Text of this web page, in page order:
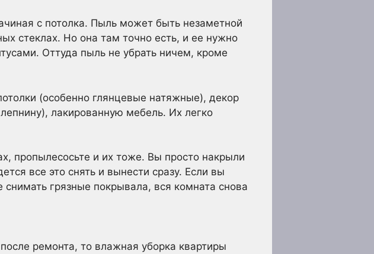
с потолка. Пыль может быть незаметной
стеклах. Но она там точно есть, и ее нужно
Оттуда пыль не убрать ничем, кроме
(особенно глянцевые натяжные), декор
лакированную мебель. Их легко
пропылесосьте и их тоже. Вы просто накрыли
все это снять и вынести сразу. Если вы
грязные покрывала, вся комната снова
ремонта, то влажная уборка квартиры